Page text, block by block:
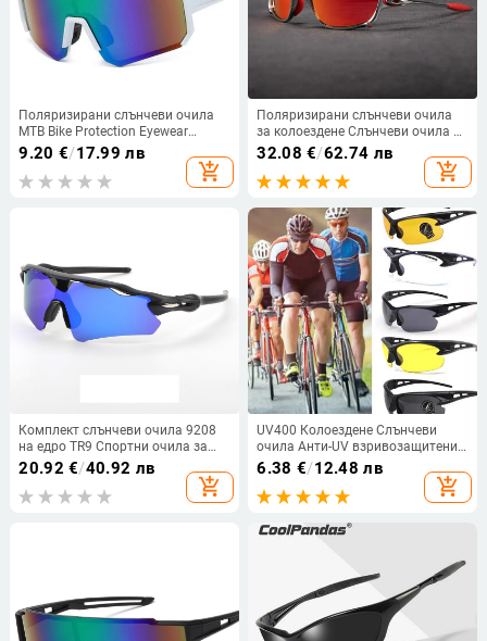
Поляризирани слънчеви очила
MTB Bike Protection Eyewear
UV400 Очила за колоездене
Мъже Жени Спортни очила
Велосипедни очила Колоездене
9.20 €/17.99 лв
add_shopping_cart
Поляризирани слънчеви очила
за колоездене Слънчеви очила за
риболов на открито Мъжки
очила за MTB колоездене UV400
Очила за велосипед Дамски
32.08 €/62.74 лв
add_shopping_cart
Комплект слънчеви очила 9208
на едро TR9 Спортни очила за
колоездене на открито за мъже и
жени, спортни очила с предно
стъкло
20.92 €/40.92 лв
add_shopping_cart
UV400 Колоездене Слънчеви
очила Анти-UV взривозащитени
Слънчеви очила Mtb
Велосипедни очила Къмпинг
Поляризирани Спортни Очила за
6.38 €/12.48 лв
add_shopping_cart